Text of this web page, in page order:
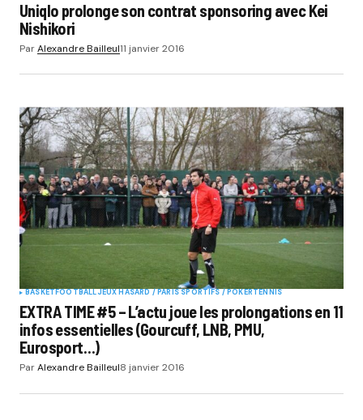
Uniqlo prolonge son contrat sponsoring avec Kei
Nishikori
ParAlexandre Bailleul11 janvier 2016
BASKETFOOTBALLJEUX HASARD / PARIS SPORTIFS / POKERTENNIS
EXTRA TIME #5 – L’actu joue les prolongations en 11
infos essentielles (Gourcuff, LNB, PMU,
Eurosport…)
ParAlexandre Bailleul8 janvier 2016